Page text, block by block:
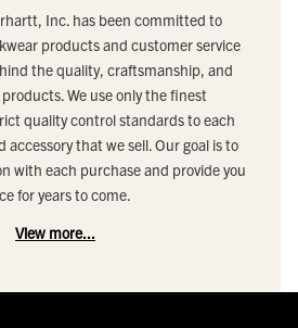
Inc. has been committed to
products and customer service
the quality, craftsmanship, and
We use only the finest
quality control standards to each
accessory that we sell. Our goal is to
with each purchase and provide you
for years to come.
View more...